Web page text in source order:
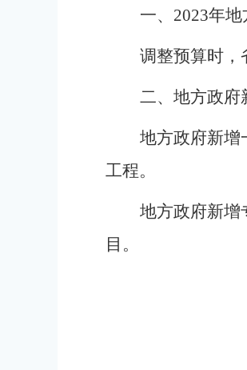
一、 2023年地
调整预算时，
二、地方政府
地方政府新增
工程。
地方政府新增
目。